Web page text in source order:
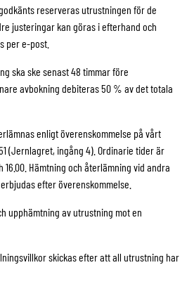
reserveras utrustningen för de
justeringar kan göras i efterhand och
per e-post.
ska ske senast 48 timmar före
avbokning debiteras 50 % av det totala
enligt överenskommelse på vårt
(Jernlagret, ingång 4). Ordinarie tider är
16.00. Hämtning och återlämning vid andra
efter överenskommelse.
upphämtning av utrustning mot en
skickas efter att all utrustning har